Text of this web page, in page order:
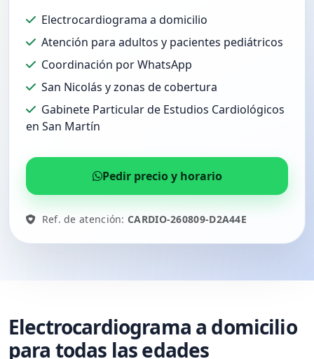
Electrocardiograma a domicilio
Atención para adultos y pacientes pediátricos
Coordinación por WhatsApp
San Nicolás y zonas de cobertura
Gabinete Particular de Estudios Cardiológicos
en San Martín
Pedir precio y horario
Ref. de atención:CARDIO-260809-D2A44E
Electrocardiograma a domicilio
para todas las edades